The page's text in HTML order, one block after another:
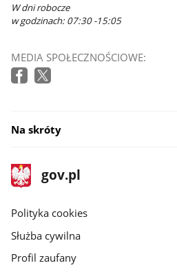
W dni robocze
w godzinach: 07:30 -15:05
MEDIA SPOŁECZNOŚCIOWE:
Na skróty
stopka
gov.pl
Strona
gov.pl
gov.pl
Polityka cookies
Służba cywilna
Profil zaufany